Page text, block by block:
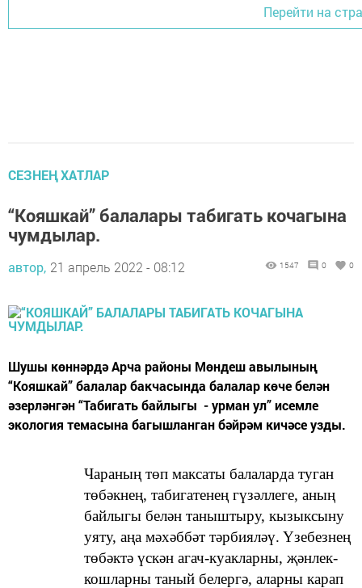
Перейти на
СЕЗНЕҢ ХАТЛАР
“Кояшкай” балалары табигать кочагына
чумдылар.
автор, 21 апрель 2022 - 08:12 1547 0 0
Шушы көннәрдә Арча районы Мөндеш авылының
“Кояшкай” балалар бакчасында балалар көче белән
әзерләнгән “Табигать байлыгы - урман ул” исемле
экология темасына багышланган бәйрәм кичәсе узды.
Чараның төп максаты балаларда туган
төбәкнең, табигатенең гүзәллеге, аның
байлыгы белән таныштыру, кызыксыну
уяту, аңа мәхәббәт тәрбияләү. Үзебезнең
төбәктә үскән агач-куакларны, җәнлек-
кошларны таный белергә, аларны карап